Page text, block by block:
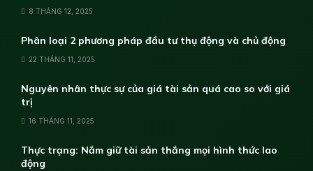
8 THÁNG 12, 2025
Phân loại 2 phương pháp đầu tư thụ động và chủ động
22 THÁNG 11, 2025
Nguyên nhân thực sự của giá tài sản quá cao so với giá
trị
16 THÁNG 11, 2025
Thực trạng: Nắm giữ tài sản thắng mọi hình thức lao
động